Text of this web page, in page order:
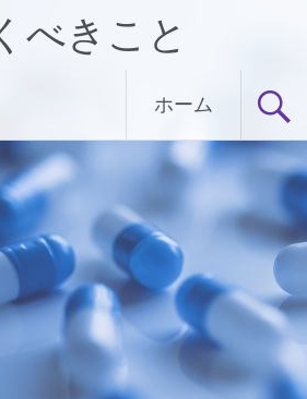
べきこと
ホーム